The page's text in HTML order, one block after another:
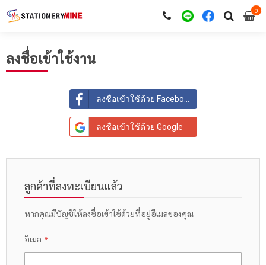
00
ลงชื่อเข้าใช้งาน
ลงชื่อเข้าใช้ด้วย Facebook
ลงชื่อเข้าใช้ด้วย Google
ลูกค้าที่ลงทะเบียนแล้ว
หากคุณมีบัญชีให้ลงชื่อเข้าใช้ด้วยที่อยู่อีเมลของคุณ
อีเมล